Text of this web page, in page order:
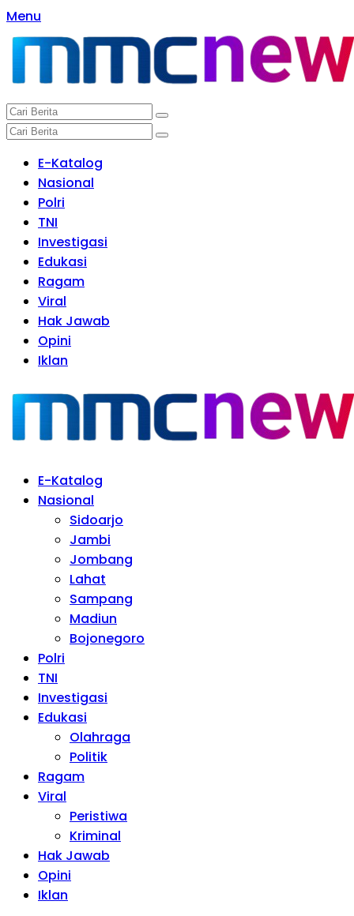
Langsung
ke
konten
Menu
E-Katalog
Nasional
Polri
TNI
Investigasi
Edukasi
Ragam
Viral
Hak Jawab
Opini
Iklan
E-Katalog
Nasional
Sidoarjo
Jambi
Jombang
Lahat
Sampang
Madiun
Bojonegoro
Polri
TNI
Investigasi
Edukasi
Olahraga
Politik
Ragam
Viral
Peristiwa
Kriminal
Hak Jawab
Opini
Iklan